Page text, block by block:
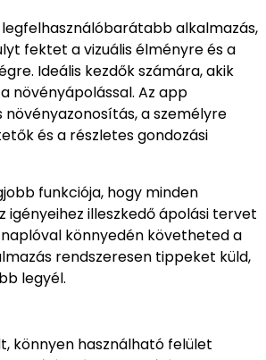
legfelhasználóbarátabb alkalmazás,
fektet a vizuális élményre és a
Ideális kezdők számára, akik
növényápolással. Az app
növényazonosítás, a személyre
és a részletes gondozási
funkciója, hogy minden
igényeihez illeszkedő ápolási tervet
könnyedén követheted a
rendszeresen tippeket küld,
legyél.
könnyen használható felület